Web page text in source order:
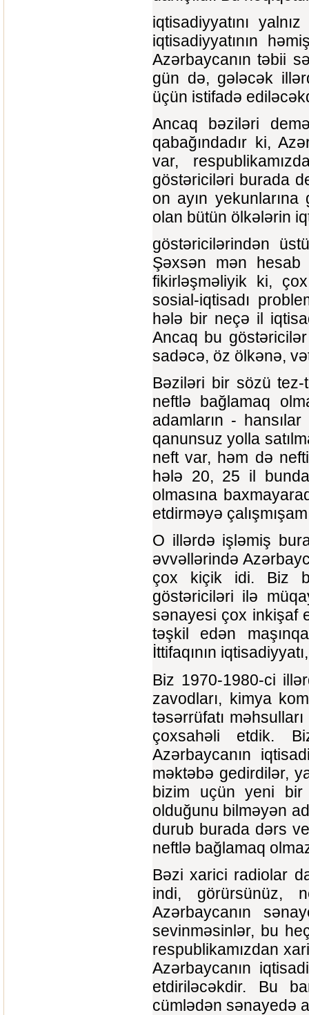
iqtisadiyyatını
iqtisadiyyatının
Azərbaycanın təbii
gün də, gələcək
üçün istifadə
Ancaq bəziləri
qabağındadır ki,
var,
göstəriciləri burada
on ayın
olan bütün ölkələrin
göstəricilərindən
Şəxsən mən
fikirləşməliyik ki,
sosial-iqtisadı
hələ bir neçə il
Ancaq bu
sadəcə, öz ölkənə,
Bəziləri bir sözü tez-
neftlə bağlamaq
adamların -
qanunsuz yolla
neft var, həm də
hələ 20, 25 il
olmasına
etdirməyə
O illərdə işləmiş
əvvəllərində
çox kiçik idi. Biz
göstəriciləri ilə
sənayesi çox inkişaf
təşkil edən
İttifaqının
Biz 1970-1980-ci
zavodları, kimya
təsərrüfatı
çoxsahəli etdik.
Azərbaycanın
məktəbə gedirdilər,
bizim uçün yeni
olduğunu bilməyən
durub burada dərs
neftlə bağlamaq
Bəzi xarici radiolar
indi, görürsünüz,
Azərbaycanın
sevinməsinlər, bu
respublikamızdan
Azərbaycanın
etdiriləcəkdir. Bu
cümlədən sənayedə